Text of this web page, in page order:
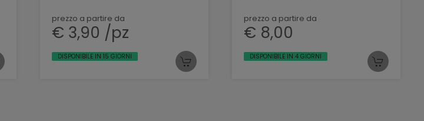
prezzo a partire da
€ 3,90 /pz
DISPONIBILE IN 15 GIORNI
prezzo a partire da
€ 8,00
DISPONIBILE IN 4 GIORNI